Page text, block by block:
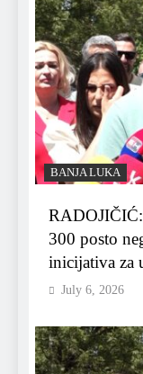
BANJA LUKA
300 posto
inicijativa za
July 6, 2026